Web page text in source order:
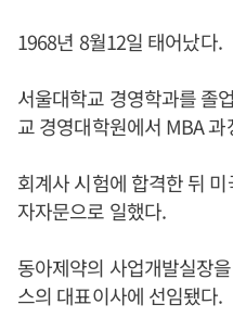
1968년 8월12일 태어났다.
서울대학교 경영학과를 졸
교 경영대학원에서 MBA 과
회계사 시험에 합격한 뒤
자자문으로 일했다.
동아제약의 사업개발실장
스의 대표이사에 선임됐다.